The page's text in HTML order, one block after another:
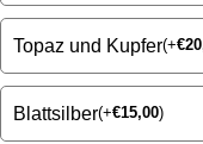
Topaz und Kupfer(+€
Blattsilber(+€15,00)